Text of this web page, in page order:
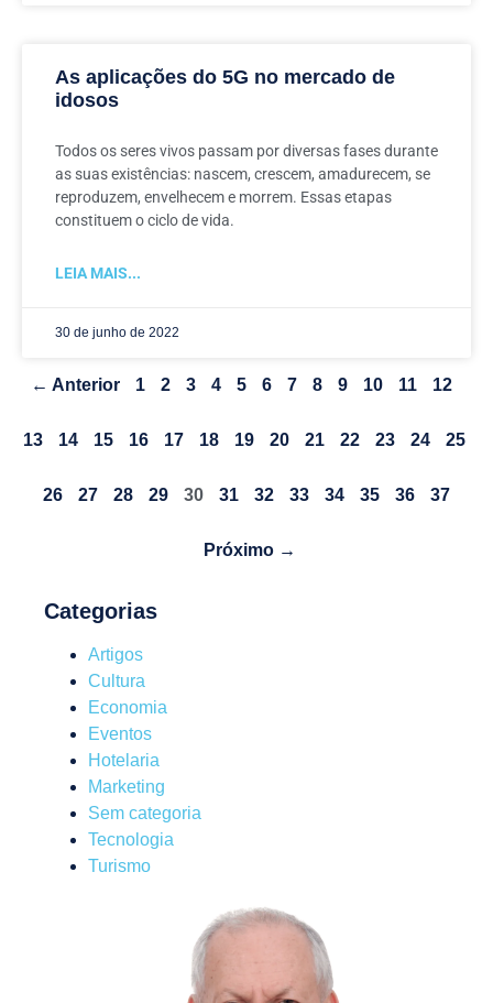
As aplicações do 5G no mercado de
idosos
Todos os seres vivos passam por diversas fases durante
as suas existências: nascem, crescem, amadurecem, se
reproduzem, envelhecem e morrem. Essas etapas
constituem o ciclo de vida.
LEIA MAIS...
30 de junho de 2022
← Anterior 1 2 3 4 5 6 7 8 9 10 11 12
13 14 15 16 17 18 19 20 21 22 23 24 25
26 27 28 29 30 31 32 33 34 35 36 37
Próximo →
Categorias
Artigos
Cultura
Economia
Eventos
Hotelaria
Marketing
Sem categoria
Tecnologia
Turismo